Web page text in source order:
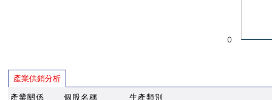
0
產業供銷分析
產業關係 個股名稱 生產類別